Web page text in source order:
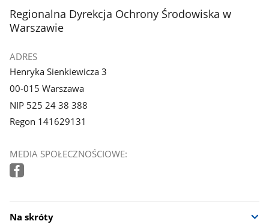
stopka
Regionalna Dyrekcja Ochrony Środowiska w
Warszawie
ADRES
Henryka Sienkiewicza 3
00-015 Warszawa
NIP 525 24 38 388
Regon 141629131
MEDIA SPOŁECZNOŚCIOWE:
Na skróty